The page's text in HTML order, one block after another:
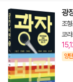
광
조
코
양